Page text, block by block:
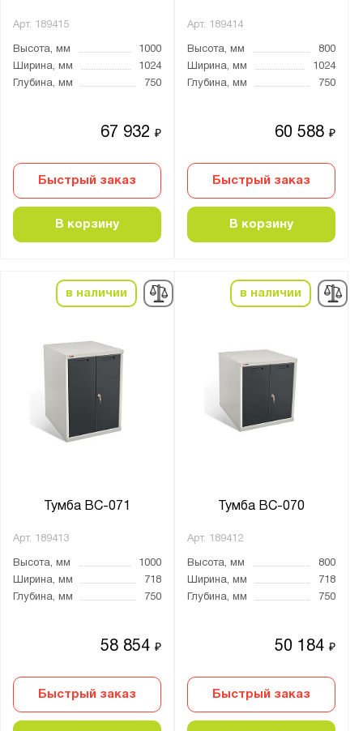
Арт. 189415
Высота, мм
1000
Ширина, мм
1024
Глубина, мм
750
67 932₽
Быстрый заказ
В корзину
Арт. 189414
Высота, мм
800
Ширина, мм
1024
Глубина, мм
750
60 588₽
Быстрый заказ
В корзину
в наличии
Тумба ВС-071
Арт. 189413
Высота, мм
1000
Ширина, мм
718
Глубина, мм
750
58 854₽
Быстрый заказ
в наличии
Тумба ВС-070
Арт. 189412
Высота, мм
800
Ширина, мм
718
Глубина, мм
750
50 184₽
Быстрый заказ